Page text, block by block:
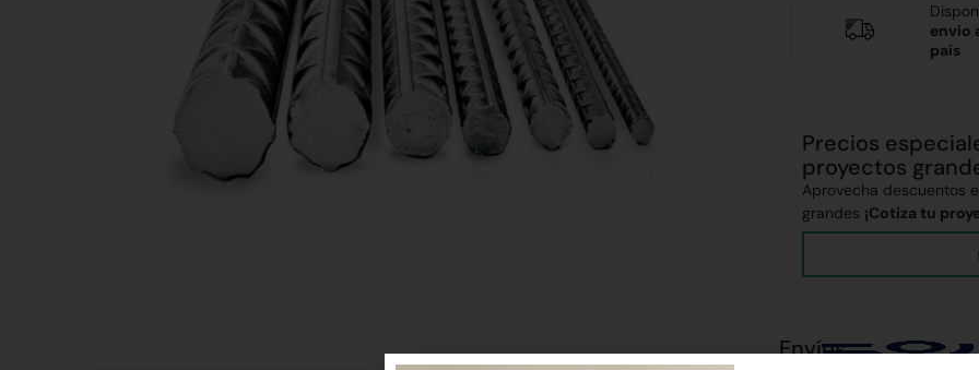
envío
país
Precios
proyectos
Aprovecha descuentos
grandes ¡Cotiza tu
Envíos